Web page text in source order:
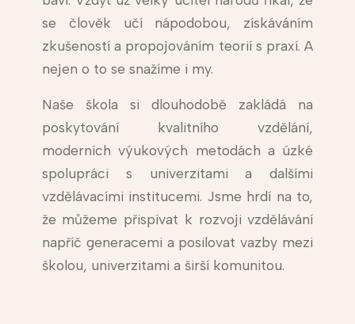
se člověk učí nápodobou, získáváním
zkušeností a propojováním teorií s praxí. A
nejen o to se snažíme i my.
Naše škola si dlouhodobě zakládá na
poskytování kvalitního vzdělání,
moderních výukových metodách a úzké
spolupráci s univerzitami a dalšími
vzdělávacími institucemi. Jsme hrdí na to,
že můžeme přispívat k rozvoji vzdělávání
napříč generacemi a posilovat vazby mezi
školou, univerzitami a širší komunitou.